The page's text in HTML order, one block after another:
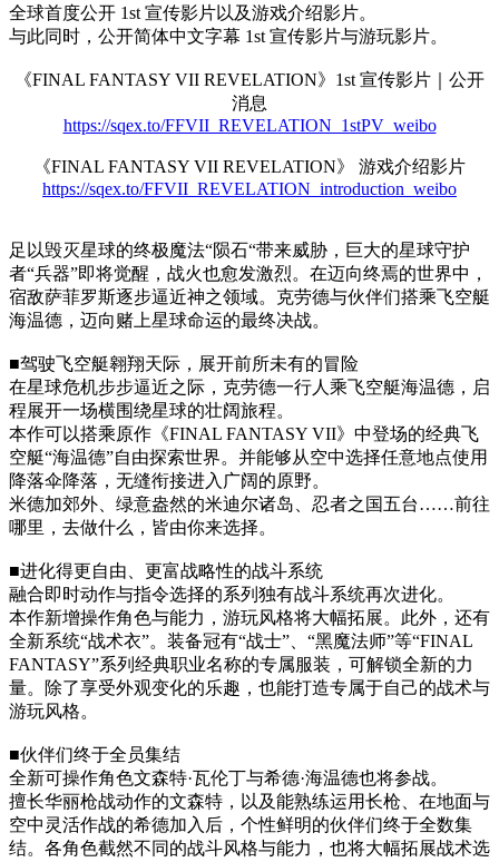
全球首度公开 1st 宣传影片以及游戏介绍影片。
与此同时，公开简体中文字幕 1st 宣传影片与游玩影片。
《FINAL FANTASY VII REVELATION》1st 宣传影片｜公开
消息
https://sqex.to/FFVII_REVELATION_1stPV_weibo
《FINAL FANTASY VII REVELATION》 游戏介绍影片
https://sqex.to/FFVII_REVELATION_introduction_weibo
足以毁灭星球的终极魔法“陨石“带来威胁，巨大的星球守护
者“兵器”即将觉醒，战火也愈发激烈。在迈向终焉的世界中，
宿敌萨菲罗斯逐步逼近神之领域。克劳德与伙伴们搭乘飞空艇
海温德，迈向赌上星球命运的最终决战。
■驾驶飞空艇翱翔天际，展开前所未有的冒险
在星球危机步步逼近之际，克劳德一行人乘飞空艇海温德，启
程展开一场横围绕星球的壮阔旅程。
本作可以搭乘原作《FINAL FANTASY VII》中登场的经典飞
空艇“海温德”自由探索世界。并能够从空中选择任意地点使用
降落伞降落，无缝衔接进入广阔的原野。
米德加郊外、绿意盎然的米迪尔诸岛、忍者之国五台……前往
哪里，去做什么，皆由你来选择。
■进化得更自由、更富战略性的战斗系统
融合即时动作与指令选择的系列独有战斗系统再次进化。
本作新增操作角色与能力，游玩风格将大幅拓展。此外，还有
全新系统“战术衣”。装备冠有“战士”、“黑魔法师”等“FINAL
FANTASY”系列经典职业名称的专属服装，可解锁全新的力
量。除了享受外观变化的乐趣，也能打造专属于自己的战术与
游玩风格。
■伙伴们终于全员集结
全新可操作角色文森特·瓦伦丁与希德·海温德也将参战。
擅长华丽枪战动作的文森特，以及能熟练运用长枪、在地面与
空中灵活作战的希德加入后，个性鲜明的伙伴们终于全数集
结。各角色截然不同的战斗风格与能力，也将大幅拓展战术选